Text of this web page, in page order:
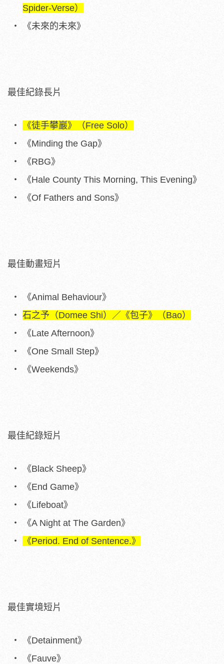
Spider-Verse）
《未來的未來》
最佳紀錄長片
《徒手攀巖》（Free Solo）
《Minding the Gap》
《RBG》
《Hale County This Morning, This Evening》
《Of Fathers and Sons》
最佳動畫短片
《Animal Behaviour》
石之予（Domee Shi）／《包子》（Bao）
《Late Afternoon》
《One Small Step》
《Weekends》
最佳紀錄短片
《Black Sheep》
《End Game》
《Lifeboat》
《A Night at The Garden》
《Period. End of Sentence.》
最佳實境短片
《Detainment》
《Fauve》